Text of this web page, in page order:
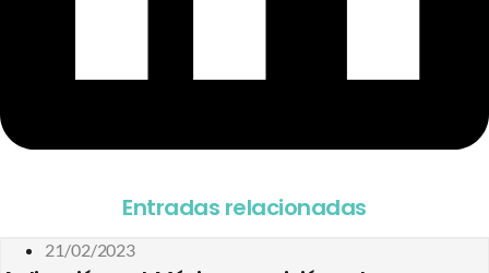
Entradas relacionadas
21/02/2023